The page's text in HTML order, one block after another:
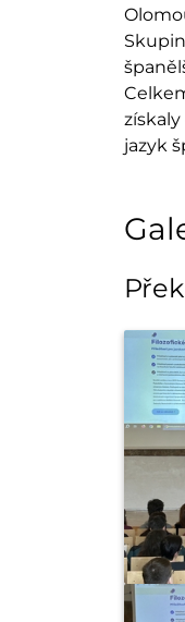
získaly
jazyk